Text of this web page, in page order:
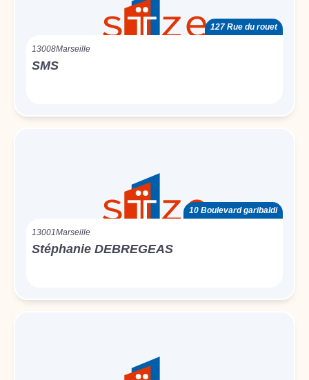
127 Rue du rouet
13008Marseille
SMS
10 Boulevard garibaldi
13001Marseille
Stéphanie DEBREGEAS